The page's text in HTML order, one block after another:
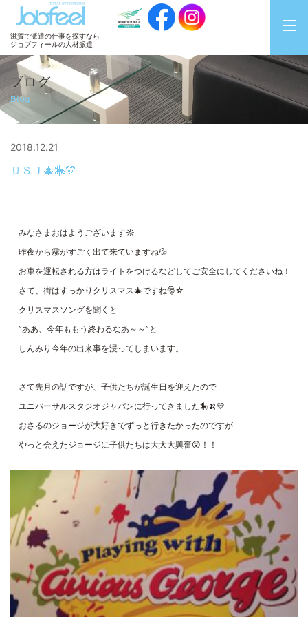
JobFeel
滋賀で派遣の仕事を探すなら
ジョブフィールの人材派遣
ブログ
Blog
2018.12.21
ＵＳＪ🎄🎠💛
みなさまおはようございます☼
昨夜から霧がすごく出て来ていますね💦
お車を運転される方はライトをつけるなどしてご安全にしてくださいね！
さて、街はすっかりクリスマス🎄ですね🎅☆
クリスマスソングを聞くと
”ああ、今年ももう終わるなあ～～”と
しんみり今年の出来事を浸ってしまいます。
さて先月の話ですが、子供たちが誕生日を迎えたので
ユニバーサルスタジオジャパンに行ってきました🎠🍌💛
おさるのジョージが大好きでずっと行きたかったのですが
やっと会えたジョージに子供たちは大大大興奮😲！！